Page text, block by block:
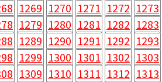
1269 1270 1271 1272 1273
1279 1280 1281 1282 1283
1289 1290 1291 1292 1293
1299 1300 1301 1302 1303
1309 1310 1311 1312 1313